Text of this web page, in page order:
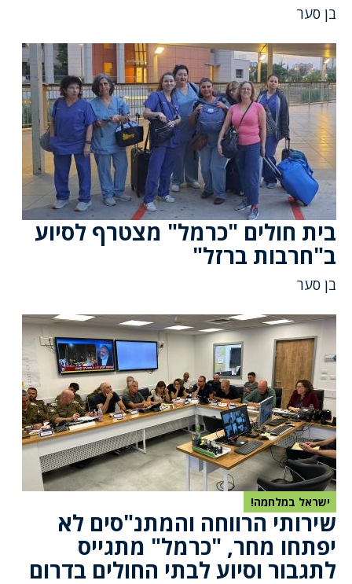
בן סער
בית חולים "כרמל" מצטרף לסיוע
ב"חרבות ברזל"
בן סער
ישראל במלחמה!
שירותי הרווחה והמתנ"סים לא
יפתחו מחר, "כרמל" מתגייס
לתגבור וסיוע לבתי החולים בדרום